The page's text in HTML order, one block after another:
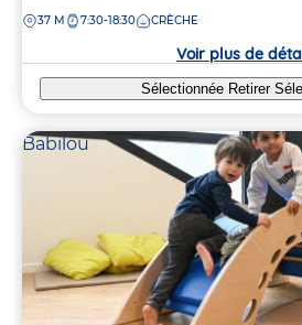
la
DISTANCE
37 M 7:30-18:30 CRÈCHE
Voir plus de
Sélectionnée Retirer
Babilou